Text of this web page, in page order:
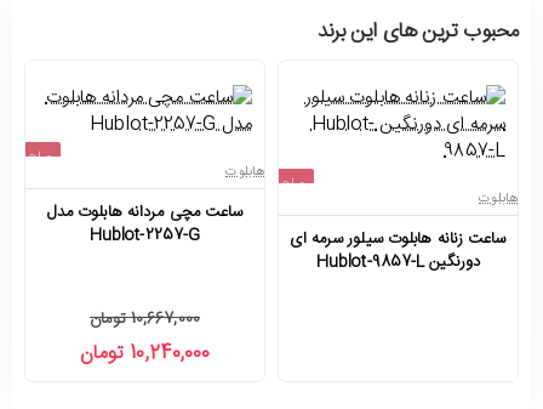
محبوب ترین های این برند
حراج
اتمام موجودی
هابلوت
ساعت زنانه هابلوت سیلور سرمه ای
دورنگین Hublot-9857-L
حراج
-4%
هابلوت
ساعت مچی مردانه هابلوت مدل
Hublot-2257-G
10,240,000 تومان
10,667,000 تومان